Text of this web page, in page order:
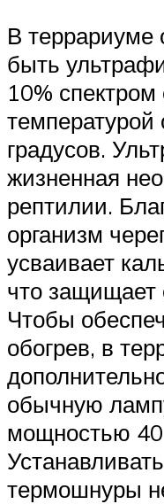
В террариуме
быть
10% спектром
градусов.
жизненная
рептилии.
организм
усваивает
что защищает
Чтобы
обогрев, в
обычную
мощностью
термошнуры